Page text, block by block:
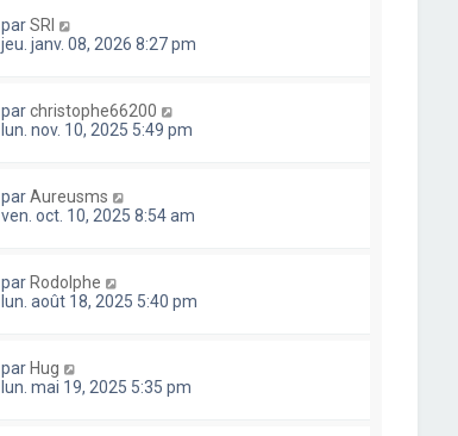
parSRI
jeu. janv. 08, 2026 8:27 pm
parchristophe66200
lun. nov. 10, 2025 5:49 pm
parAureusms
ven. oct. 10, 2025 8:54 am
par Rodolphe
lun. août 18, 2025 5:40 pm
par Hug
lun. mai 19, 2025 5:35 pm